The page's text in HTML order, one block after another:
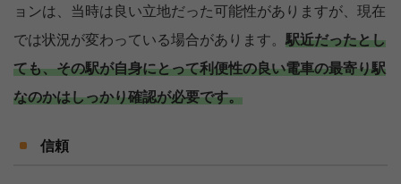
ョンは、当時は良い立地だった可能性がありますが、現在
では状況が変わっている場合があります。 駅近だったとし
ても、その駅が自身にとって利便性の良い電車の最寄り駅
なのかはしっかり確認が必要です。
信頼